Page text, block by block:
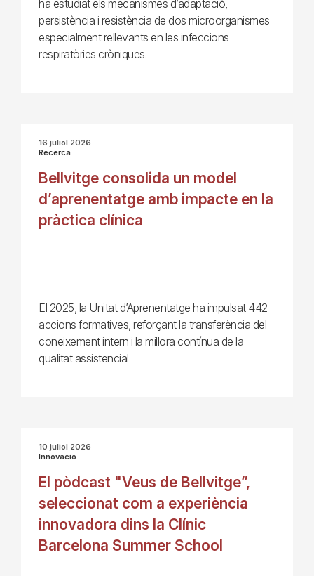
ha estudiat els mecanismes d’adaptació,
persistència i resistència de dos microorganismes
especialment rellevants en les infeccions
respiratòries cròniques.
16 juliol 2026
Recerca
Bellvitge consolida un model
d’aprenentatge amb impacte en la
pràctica clínica
El 2025, la Unitat d’Aprenentatge ha impulsat 442
accions formatives, reforçant la transferència del
coneixement intern i la millora contínua de la
qualitat assistencial
10 juliol 2026
Innovació
El pòdcast "Veus de Bellvitge”,
seleccionat com a experiència
innovadora dins la Clínic
Barcelona Summer School